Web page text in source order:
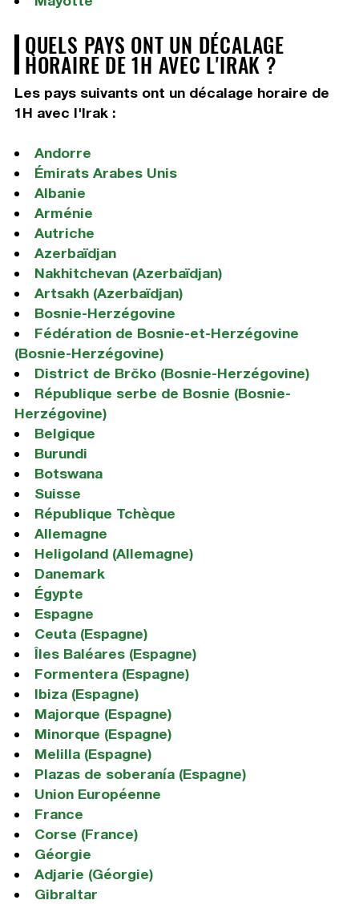
QUELS PAYS ONT UN DÉCALAGE
HORAIRE DE 1H AVEC L'IRAK ?
Les pays suivants ont un décalage horaire de
1H avec l'Irak :
Andorre
Émirats Arabes Unis
Albanie
Arménie
Autriche
Azerbaïdjan
Nakhitchevan (Azerbaïdjan)
Artsakh (Azerbaïdjan)
Bosnie-Herzégovine
Fédération de Bosnie-et-Herzégovine
(Bosnie-Herzégovine)
District de Brčko (Bosnie-Herzégovine)
République serbe de Bosnie (Bosnie-
Herzégovine)
Belgique
Burundi
Botswana
Suisse
République Tchèque
Allemagne
Heligoland (Allemagne)
Danemark
Égypte
Espagne
Ceuta (Espagne)
Îles Baléares (Espagne)
Formentera (Espagne)
Ibiza (Espagne)
Majorque (Espagne)
Minorque (Espagne)
Melilla (Espagne)
Plazas de soberanía (Espagne)
Union Européenne
France
Corse (France)
Géorgie
Adjarie (Géorgie)
Gibraltar